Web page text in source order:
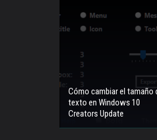
Cómo cambiar el tamaño
texto en Windows 10
Creators Update